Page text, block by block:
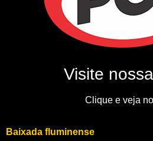
Visite
Clique e veja
Baixada fluminense